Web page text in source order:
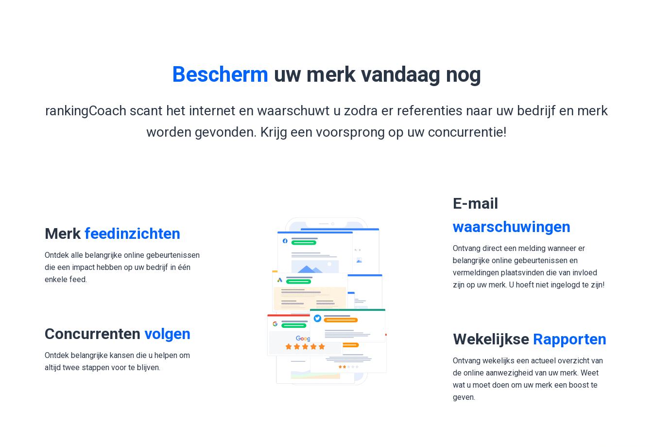
Bescherm uw merk vandaag nog
rankingCoach scant het internet en waarschuwt u zodra er referenties naar uw bedrijf en merk
worden gevonden. Krijg een voorsprong op uw concurrentie!
Merk feedinzichten
Ontdek alle belangrijke online gebeurtenissen
die een impact hebben op uw bedrijf in één
enkele feed.
Concurrenten volgen
Ontdek belangrijke kansen die u helpen om
altijd twee stappen voor te blijven.
E-mail
waarschuwingen
Ontvang direct een melding wanneer er
belangrijke online gebeurtenissen en
vermeldingen plaatsvinden die van invloed
zijn op uw merk. U hoeft niet ingelogd te zijn!
Wekelijkse Rapporten
Ontvang wekelijks een actueel overzicht van
de online aanwezigheid van uw merk. Weet
wat u moet doen om uw merk een boost te
geven.